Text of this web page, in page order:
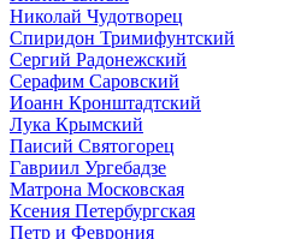
Николай Чудотворец
Спиридон Тримифунтский
Сергий Радонежский
Серафим Саровский
Иоанн Кронштадтский
Лука Крымский
Паисий Святогорец
Гавриил Ургебадзе
Матрона Московская
Ксения Петербургская
Петр и Феврония